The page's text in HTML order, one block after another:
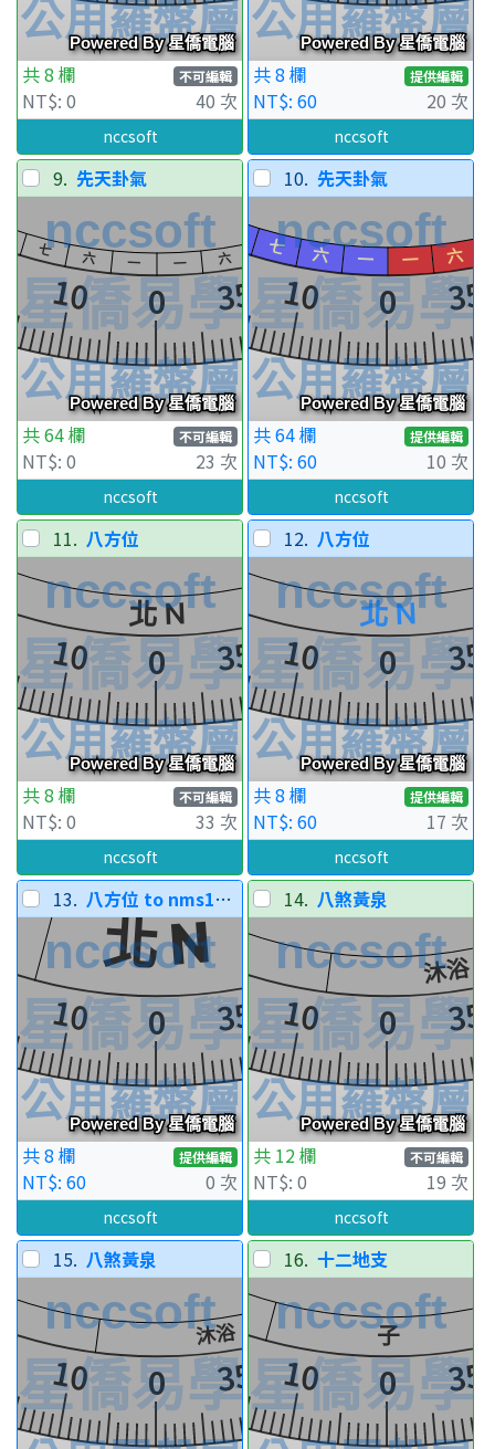
共 8 欄 不可編輯
NT$: 0 40 次
nccsoft
共 8 欄 提供編輯
NT$: 60 20 次
nccsoft
9. 先天卦氣
共 64 欄 不可編輯
NT$: 0 23 次
nccsoft
10. 先天卦氣
共 64 欄 提供編輯
NT$: 60 10 次
nccsoft
11. 八方位
共 8 欄 不可編輯
NT$: 0 33 次
nccsoft
12. 八方位
共 8 欄 提供編輯
NT$: 60 17 次
nccsoft
13. 八方位 to nms1413
共 8 欄 提供編輯
NT$: 60 0 次
nccsoft
14. 八煞黃泉
共 12 欄 不可編輯
NT$: 0 19 次
nccsoft
15. 八煞黃泉 16. 十二地支